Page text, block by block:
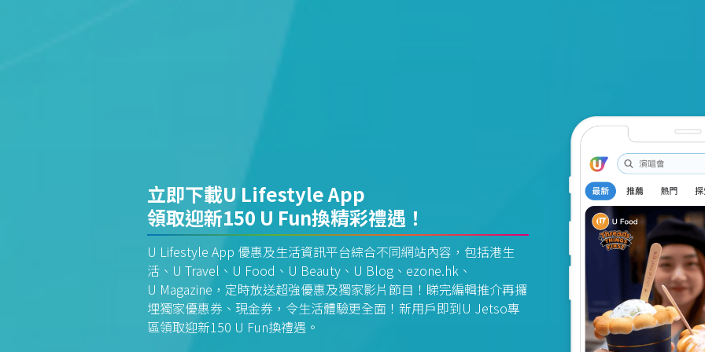
立即下載U Lifestyle App
領取迎新150 U Fun換精彩禮遇！
U Lifestyle App 優惠及生活資訊平台綜合不同網站內容，包括港生
活、U Travel、U Food、U Beauty、U Blog、ezone.hk、
U Magazine，定時放送超強優惠及獨家影片節目！睇完編輯推介再攞
埋獨家優惠券、現金券，令生活體驗更全面！新用戶即到U Jetso專
區領取迎新150 U Fun換禮遇。